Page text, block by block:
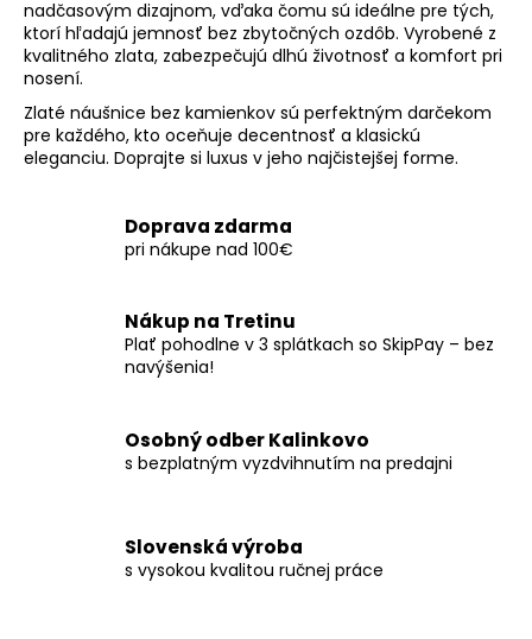
k
y
ý
p
i
nadčasovým dizajnom, vďaka čomu sú ideálne pre tých,
ktorí hľadajú jemnosť bez zbytočných ozdôb. Vyrobené z
kvalitného zlata, zabezpečujú dlhú životnosť a komfort pri
nosení.
Zlaté náušnice bez kamienkov sú perfektným darčekom
pre každého, kto oceňuje decentnosť a klasickú
eleganciu. Doprajte si luxus v jeho najčistejšej forme.
Doprava zdarma
pri nákupe nad 100€
Nákup na Tretinu
Plať pohodlne v 3 splátkach so SkipPay – bez
navýšenia!
Osobný odber Kalinkovo
s bezplatným vyzdvihnutím na predajni
Slovenská výroba
s vysokou kvalitou ručnej práce